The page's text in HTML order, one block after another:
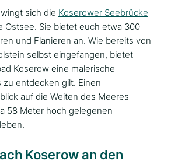
sich die Koserower Seebrücke
Ostsee. Sie bietet euch etwa 300
und Flanieren an. Wie bereits von
selbst eingefangen, bietet
Koserow eine malerische
zu entdecken gilt. Einen
auf die Weiten des Meeres
58 Meter hoch gelegenen
Koserow an den